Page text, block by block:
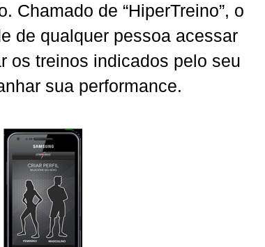
Chamado de “HiperTreino”, o
de qualquer pessoa acessar
os treinos indicados pelo seu
sua performance.